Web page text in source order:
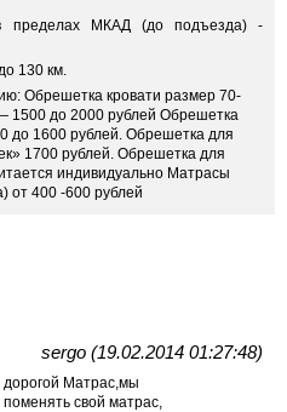
пределах МКАД (до подъезда) -
130 км.
Обрешетка кровати размер 70-
1500 до 2000 рублей Обрешетка
до 1600 рублей. Обрешетка для
1700 рублей. Обрешетка для
индивидуально Матрасы
от 400 -600 рублей
sergo (19.02.2014 01:27:48)
Матрас,мы
свой матрас,